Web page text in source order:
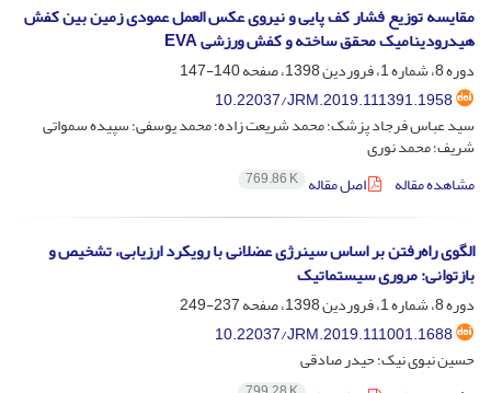
مقایسه توزیع فشار کف پایی و نیروی عکس العمل عمودی زمین بین کفش
هیدرودینامیک محقق ساخته و کفش ورزشی EVA
دوره 8، شماره 1، فروردین 1398، صفحه
140-147
10.22037/JRM.2019.111391.1958
سید عباس فرجاد پزشک؛ محمد شریعت زاده؛ محمد یوسفی؛ سپیده سمواتی
شریف؛ محمد نوری
مشاهده مقاله
اصل مقاله 769.86 K
الگوی راه‌رفتن بر اساس سینرژی عضلانی با رویکرد ارزیابی، تشخیص و
بازتوانی: مروری سیستماتیک
دوره 8، شماره 1، فروردین 1398، صفحه
237-249
10.22037/JRM.2019.111001.1688
حسین نبوی نیک؛ حیدر صادقی